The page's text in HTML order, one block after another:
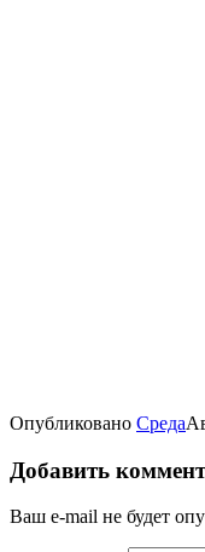
Опубликовано Среда
Добавить
Ваш e-mail не будет